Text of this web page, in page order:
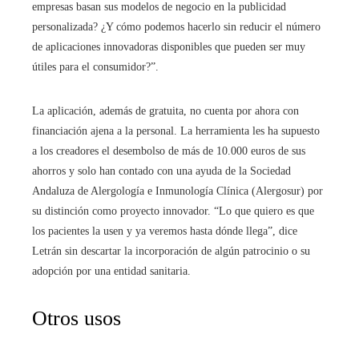
empresas basan sus modelos de negocio en la publicidad
personalizada? ¿Y cómo podemos hacerlo sin reducir el número
de aplicaciones innovadoras disponibles que pueden ser muy
útiles para el consumidor?”.
La aplicación, además de gratuita, no cuenta por ahora con
financiación ajena a la personal. La herramienta les ha supuesto
a los creadores el desembolso de más de 10.000 euros de sus
ahorros y solo han contado con una ayuda de la Sociedad
Andaluza de Alergología e Inmunología Clínica (Alergosur) por
su distinción como proyecto innovador. “Lo que quiero es que
los pacientes la usen y ya veremos hasta dónde llega”, dice
Letrán sin descartar la incorporación de algún patrocinio o su
adopción por una entidad sanitaria.
Otros usos